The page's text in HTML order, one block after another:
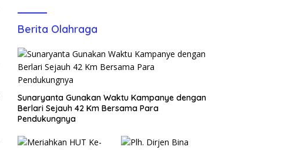
Berita Olahraga
Sunaryanta Gunakan Waktu Kampanye dengan
Berlari Sejauh 42 Km Bersama Para
Pendukungnya